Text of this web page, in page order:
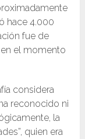
hace 4.000
fue de
el momento
considera
reconocido ni
la
quien era